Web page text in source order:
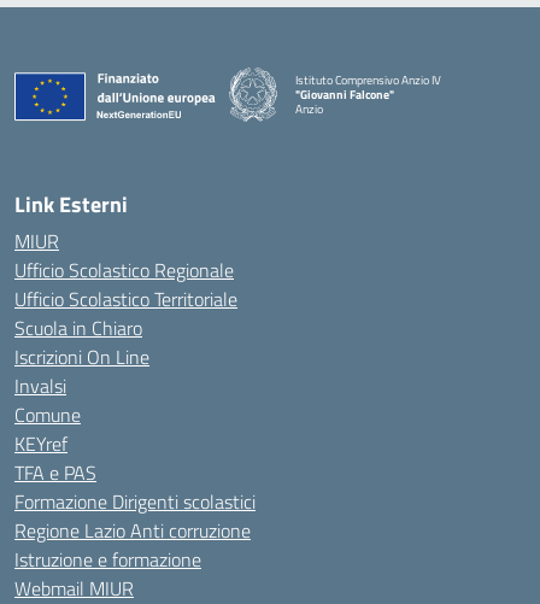
Istituto Comprensivo Anzio IV
"Giovanni Falcone"
Anzio
Link Esterni
MIUR
Ufficio Scolastico Regionale
Ufficio Scolastico Territoriale
Scuola in Chiaro
Iscrizioni On Line
Invalsi
Comune
KEYref
TFA e PAS
Formazione Dirigenti scolastici
Regione Lazio Anti corruzione
Istruzione e formazione
Webmail MIUR